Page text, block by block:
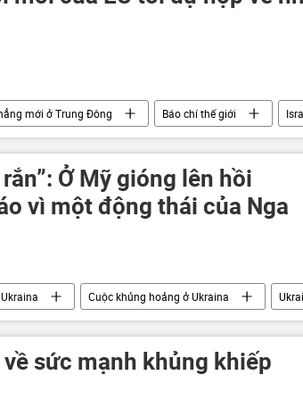
mới ở Trung Đông Báo chí thế giới
sự Trung Đông Châu Âu nhân
Ở Mỹ gióng lên hồi
vì một động thái của Nga
Cuộc khủng hoảng ở Ukraina
Nga xung đột quân sự
sức mạnh khủng khiếp